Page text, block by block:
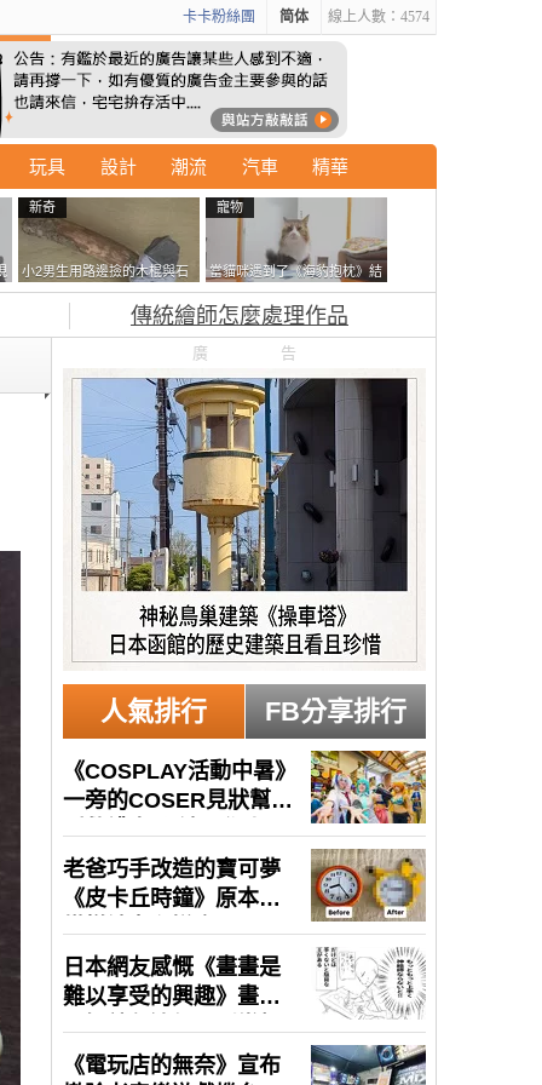
線上人數：4574
简体
卡卡粉絲團
玩具 設計 潮流 汽車 精華
新奇
小2男生用路邊撿的木棍與石
頭做成了《石斧》馬麻打開書
包嚇一跳怎麼會有這種東
西！？
寵物
當貓咪遇到了《海豹抱枕》結
果玩了10天後，海豹一整個走
鐘笑翻網友
傳統繪師怎麼處理作品
廣告
人氣排行 FB分享排行